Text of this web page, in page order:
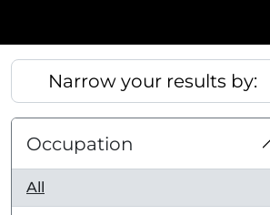
Narrow your results by:
Occupation
All